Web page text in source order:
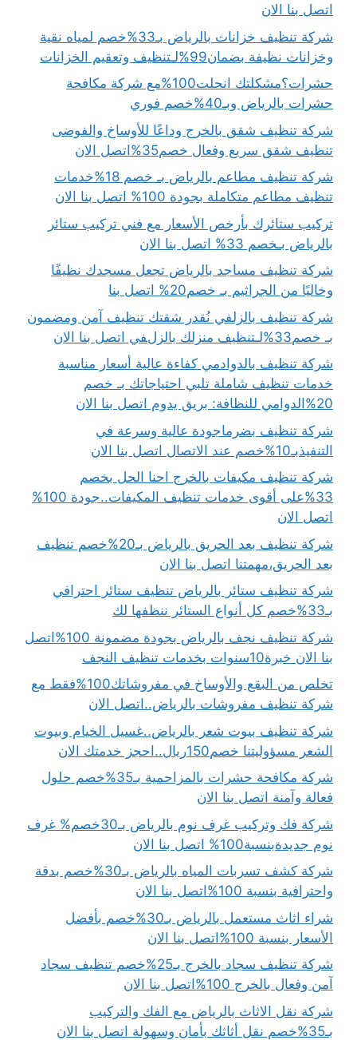
اتصل بنا الان
شركة تنظيف خزانات بالرياض بـ33%خصم لمياه نقية
وخزانات نظيفة بضمان99%لـتنظيف وتعقيم الخزانات
حشرات؟مشكلتك انحلت100%مع شركة مكافحة
حشرات بالرياض وبـ40%خصم فوري
شركة تنظيف شقق بالخرج وداعًا للأوساخ والفوضى
تنظيف شقق سريع وفعال خصم35%اتصل الان
شركة تنظيف مطاعم بالرياض بـ خصم 18%خدمات
تنظيف مطاعم متكاملة بجودة 100% اتصل بنا الان
تركيب ستائرك بأرخص الأسعار مع فني تركيب ستائر
بالرياض بـخصم 33% اتصل بنا الان
شركة تنظيف مساجد بالرياض تجعل مسجدك نظيفًا
وخاليًا من الجراثيم بـ خصم20% اتصل بنا
شركة تنظيف بالزلفي نُقدر شقتك تنظيف آمن ومضمون
بـ خصم33%لـتنظيف منزلك بالزلفي اتصل بنا الان
شركة تنظيف بالدوادمي كفاءة عالية أسعار مناسبة
خدمات تنظيف شاملة تلبي احتياجاتك بـ خصم
20%الدوامي للنظافة: بريق يدوم اتصل بنا الان
شركة تنظيف بضرماجودة عالية وسرعة في
التنفيذبـ10%خصم عند الاتصال اتصل بنا الان
شركة تنظيف مكيفات بالخرج احنا الحل بخصم
33%على أقوى خدمات تنظيف المكيفات..جودة 100%
اتصل الان
شركة تنظيف بعد الحريق بالرياض بـ20%خصم تنظيف
بعد الحريق،مهمتنا اتصل بنا الان
شركة تنظيف ستائر بالرياض تنظيف ستائر احترافي
بـ33%خصم كل أنواع الستائر ننظفها لك
شركة تنظيف نجف بالرياض بجودة مضمونة 100%اتصل
بنا الان خبرة10سنوات بخدمات تنظيف النجف
تخلص من البقع والأوساخ في مفروشاتك100%فقط مع
شركة تنظيف مفروشات بالرياض..اتصل الان
شركة تنظيف بيوت شعر بالرياض..غسيل الخيام وبيوت
الشعر مسؤوليتنا خصم150ريال..احجز خدمتك الان
شركة مكافحة حشرات بالمزاحمية بـ35%خصم حلول
فعالة وآمنة اتصل بنا الان
شركة فك وتركيب غرف نوم بالرياض بـ30خصم% غرف
نوم جديدةبنسبة100% اتصل بنا الان
شركة كشف تسربات المياه بالرياض بـ30%خصم بدقة
واحترافية بنسبة 100%اتصل بنا الان
شراء اثاث مستعمل بالرياض بـ30%خصم بأفضل
الأسعار بنسبة 100%اتصل بنا الان
شركة تنظيف سجاد بالخرج بـ25%خصم تنظيف سجاد
آمن وفعال بالخرج 100%اتصل بنا الان
شركة نقل الاثاث بالرياض مع الفك والتركيب
بـ35%خصم نقل أثاثك بأمان وسهولة اتصل بنا الان